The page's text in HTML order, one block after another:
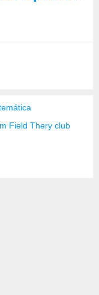
Field Thery club